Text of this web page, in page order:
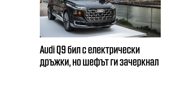
Audi Q9 бил с електрически
дръжки, но шефът ги зачеркнал